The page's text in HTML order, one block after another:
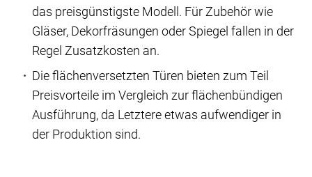
das preisgünstigste Modell. Für Zubehör wie
Gläser, Dekorfräsungen oder Spiegel fallen in der
Regel Zusatzkosten an.
Die flächenversetzten Türen bieten zum Teil
Preisvorteile im Vergleich zur flächenbündigen
Ausführung, da Letztere etwas aufwendiger in
der Produktion sind.